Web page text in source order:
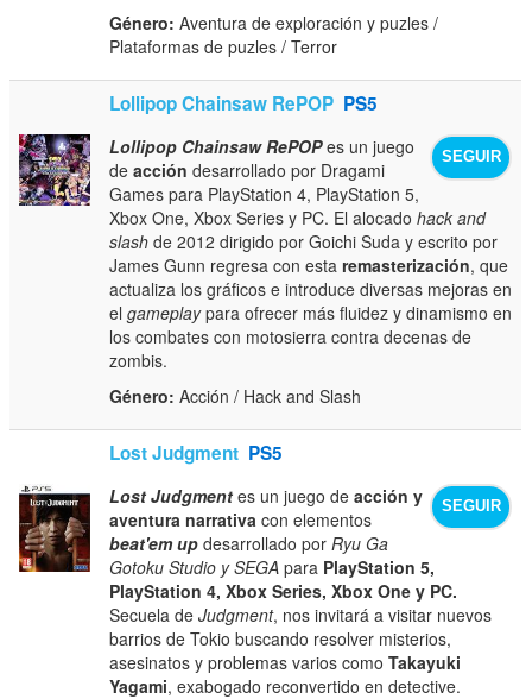
Género: Aventura de exploración y puzles /
Plataformas de puzles / Terror
Lollipop Chainsaw RePOP PS5
SEGUIR
Lollipop Chainsaw RePOPes un juego
deacción desarrollado por Dragami
Games para PlayStation 4, PlayStation 5,
Xbox One, Xbox Series y PC. El alocadohack and
slash de 2012 dirigido por Goichi Suda y escrito por
James Gunn regresa con estaremasterización, que
actualiza los gráficos e introduce diversas mejoras en
elgameplaypara ofrecer más fluidez y dinamismo en
los combates con motosierra contra decenas de
zombis.
Género: Acción / Hack and Slash
Lost Judgment PS5
SEGUIR
Lost Judgment es un juego deacción y
aventura narrativa con elementos
beat'em up desarrollado por Ryu Ga
Gotoku Studio y SEGA para PlayStation 5,
PlayStation 4, Xbox Series, Xbox One y PC.
Secuela deJudgment, nos invitará a visitar nuevos
barrios de Tokio buscando resolver misterios,
asesinatos y problemas varios comoTakayuki
Yagami, exabogado reconvertido en detective.